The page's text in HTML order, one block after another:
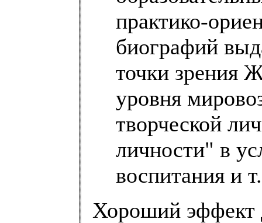
практико-
биографий
точки зрения
уровня
творческой
личности" в
воспитания и
Хороший эффект